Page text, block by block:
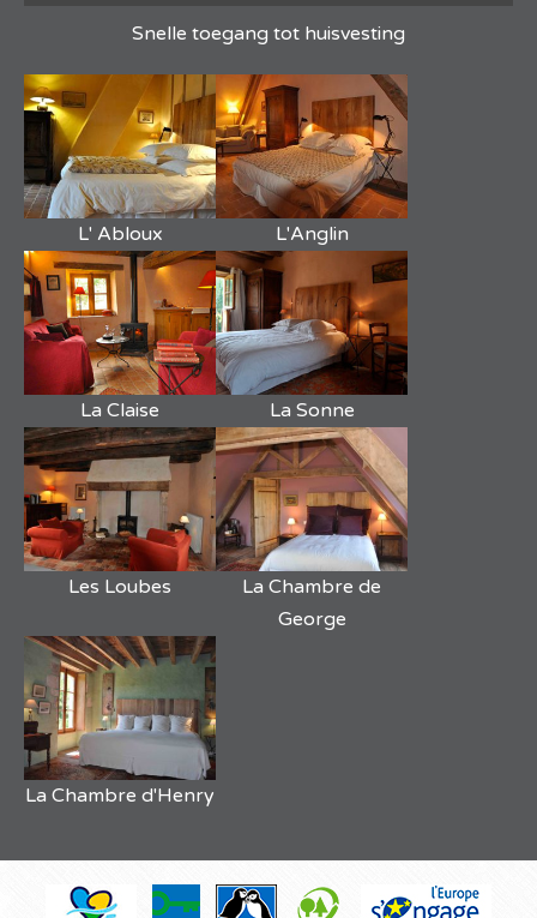
Snelle toegang tot huisvesting
L' Abloux L'Anglin
La Claise La Sonne
Les Loubes
La Chambre de
George
La Chambre d'Henry